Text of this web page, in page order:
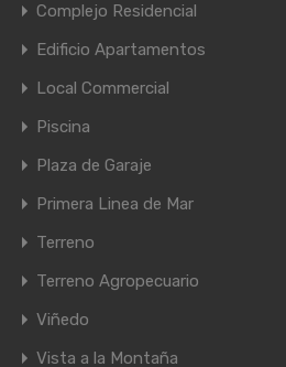
Complejo Residencial
Edificio Apartamentos
Local Commercial
Piscina
Plaza de Garaje
Primera Linea de Mar
Terreno
Terreno Agropecuario
Viñedo
Vista a la Montaña